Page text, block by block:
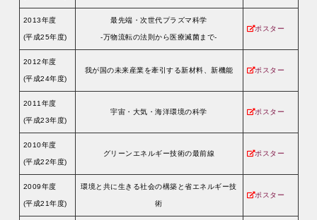
2013年度
(平成25年度)
最先端・次世代プラズマ科学
-万物流転の法則から医療滅菌まで-
ポスター
2012年度
(平成24年度)
我が国の未来産業を牽引する新材料、新機能 ポスター
2011年度
(平成23年度)
宇宙・大気・海洋環境の科学 ポスター
2010年度
(平成22年度)
グリーンエネルギー技術の最前線 ポスター
2009年度
(平成21年度)
環境と共に生きる社会の構築と省エネルギー技
術
ポスター